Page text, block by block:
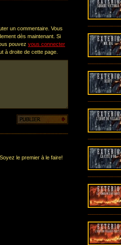
un commentaire. Vous
dès maintenant. Si
pouvez vous connecter
à droite de cette page.
le premier à le faire!